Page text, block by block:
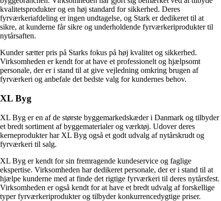
kvalitetsprodukter og en høj standard for sikkerhed. Deres
fyrværkeriafdeling er ingen undtagelse, og Stark er dedikeret til at
sikre, at kunderne får sikre og underholdende fyrværkeriprodukter til
nytårsaften.
Kunder sætter pris på Starks fokus på høj kvalitet og sikkerhed.
Virksomheden er kendt for at have et professionelt og hjælpsomt
personale, der er i stand til at give vejledning omkring brugen af
fyrværkeri og anbefale det bedste valg for kundernes behov.
XL Byg
XL Byg er en af de største byggemarkedskæder i Danmark og tilbyder
et bredt sortiment af byggematerialer og værktøj. Udover deres
kerneprodukter har XL Byg også et godt udvalg af nytårskrudt og
fyrværkeri til salg.
XL Byg er kendt for sin fremragende kundeservice og faglige
ekspertise. Virksomheden har dedikeret personale, der er i stand til at
hjælpe kunderne med at finde det rigtige fyrværkeri til deres nytårsfest.
Virksomheden er også kendt for at have et bredt udvalg af forskellige
typer fyrværkeriprodukter og tilbyder konkurrencedygtige priser.